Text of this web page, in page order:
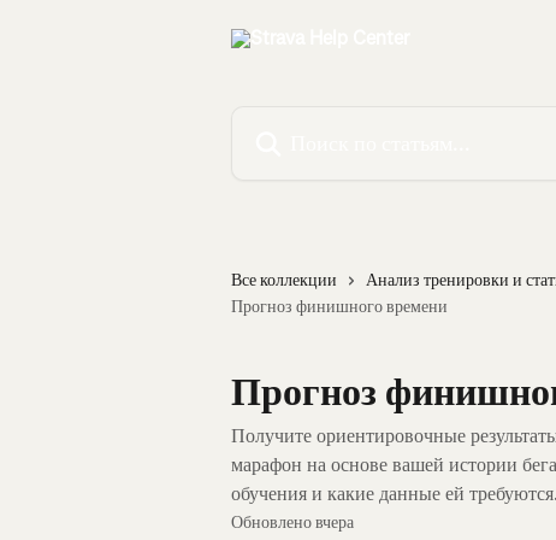
Все коллекции Анализ тренировки и
Прогноз финишного времени
Прогноз
Получите ориентировочные
марафон на основе вашей истории
обучения и какие данные ей требуются.
Обновлено вчера